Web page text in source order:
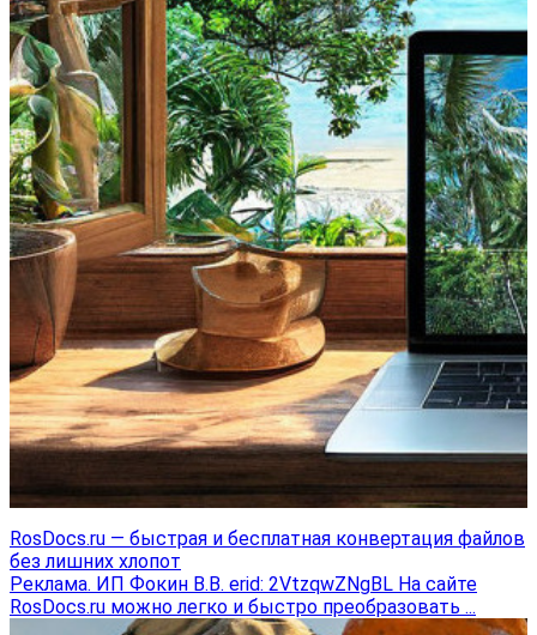
RosDocs.ru — быстрая и бесплатная конвертация файлов
без лишних хлопот
Реклама. ИП Фокин В.В. erid: 2VtzqwZNgBL На сайте
RosDocs.ru можно легко и быстро преобразовать ...